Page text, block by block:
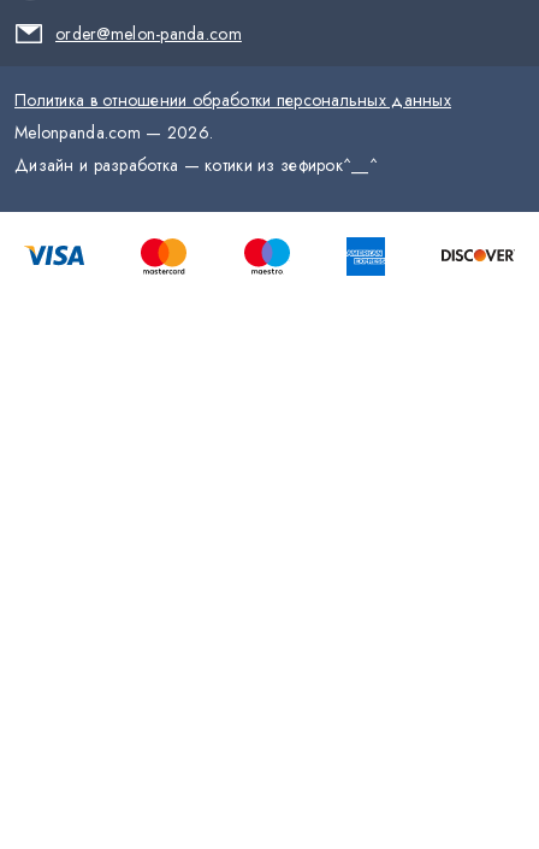
order@melon-panda.com
Политика в отношении обработки персональных данных
Melonpanda.com — 2026.
Дизайн и разработка — котики из зефирок^__^